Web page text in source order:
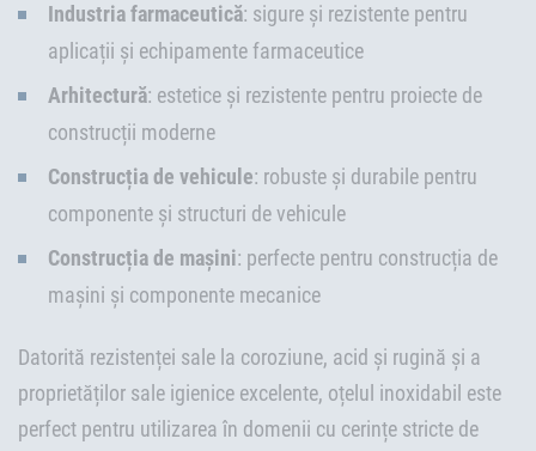
Industria farmaceutică: sigure și rezistente pentru
aplicații și echipamente farmaceutice
Arhitectură: estetice și rezistente pentru proiecte de
construcții moderne
Construcția de vehicule: robuste și durabile pentru
componente și structuri de vehicule
Construcția de mașini: perfecte pentru construcția de
mașini și componente mecanice
Datorită rezistenței sale la coroziune, acid și rugină și a
proprietăților sale igienice excelente, oțelul inoxidabil este
perfect pentru utilizarea în domenii cu cerințe stricte de